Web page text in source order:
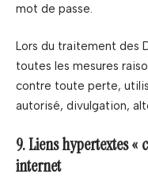
mot de passe.
Lors du traitement des
toutes les mesures
contre toute perte,
autorisé, divulgation,
9. Liens hypertextes «
internet